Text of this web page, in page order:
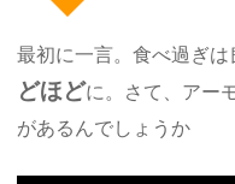
最初に一言。食べ過ぎは
どほどに。さて、アー
があるんでしょうか